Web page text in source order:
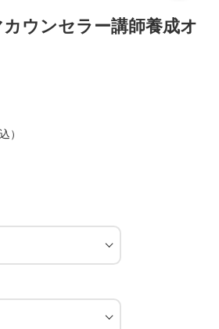
ウンセラー講師養成オ
）